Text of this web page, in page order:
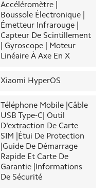
Accéléromètre |
Boussole Électronique |
Émetteur Infrarouge |
Capteur De Scintillement
| Gyroscope | Moteur
Linéaire À Axe En X
Xiaomi HyperOS
Téléphone Mobile |Câble
USB Type-C| Outil
D'extraction De Carte
SIM |Étui De Protection
|Guide De Démarrage
Rapide Et Carte De
Garantie |Informations
De Sécurité